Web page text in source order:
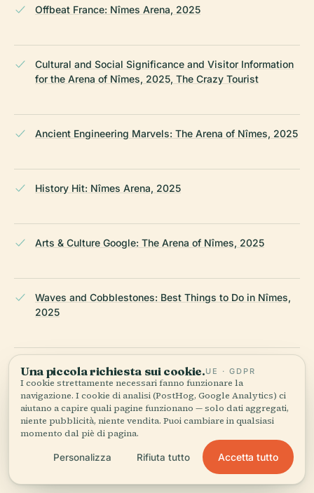
Offbeat France: Nîmes Arena, 2025
Cultural and Social Significance and Visitor Information
for the Arena of Nîmes, 2025, The Crazy Tourist
Ancient Engineering Marvels: The Arena of Nîmes, 2025
History Hit: Nîmes Arena, 2025
Arts & Culture Google: The Arena of Nîmes, 2025
Waves and Cobblestones: Best Things to Do in Nîmes,
2025
France.fr: Nîmes, 2025
Nîmes.fr: Festival de Nîmes, 2025
Europe Bookings: Festival de Nîmes, 2025
Una piccola richiesta sui cookie.UE · GDPR
I cookie strettamente necessari fanno funzionare la
navigazione. I cookie di analisi (PostHog, Google Analytics) ci
aiutano a capire quali pagine funzionano — solo dati aggregati,
niente pubblicità, niente vendita. Puoi cambiare in qualsiasi
momento dal piè di pagina.
Personalizza Rifiuta tutto Accetta tutto